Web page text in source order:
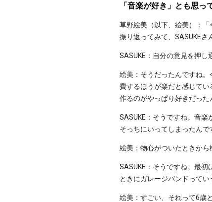
「音楽が好き」とも思
草野絵美（以下、絵美）：
振り返ってみて、SASUKEさ
SASUKE：自分の意見を押し
絵美：そうだったんですね
費するほうが楽だと感じて
作るのがやっぱり好きだった
SASUKE：そうですね。音
そっちにいってしまったんで
絵美：物心がついたときから
SASUKE：そうですね。最
ときにガレージバンドって
絵美：すごい、それって6歳